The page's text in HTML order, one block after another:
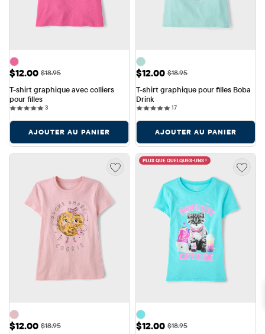
Prix ​​de vente: $12.00
$12.00 Prix ​​d'origine: $18.95
$18.95
T-shirt graphique avec colliers
pour filles
33 reviews
AJOUTER AU PANIER
Prix ​​de vente: $12.00
$12.00 Prix ​​d'origine: $18.95
$18.95
T-shirt graphique pour filles Boba
Drink
1717 reviews
AJOUTER AU PANIER
Prix ​​de vente: $12.00
$12.00 Prix ​​d'origine: $18.95
$18.95
PLUS QUE QUELQUES-UNS !
Prix ​​de vente: $12.00
$12.00 Prix ​​d'origine: $18.95
$18.95